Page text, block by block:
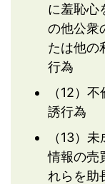
に羞恥心
の他公衆
たは他の
行為
（12）
誘行為
（13）
情報の売
れらを助